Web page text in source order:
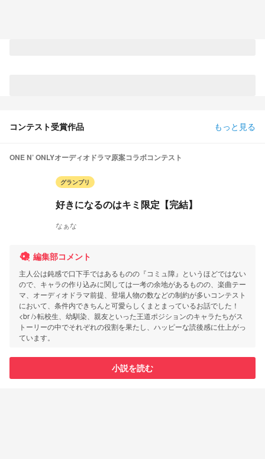
コンテスト受賞作品 もっと見る
ONE N’ ONLYオーディオドラマ原案コラボコンテスト
グランプリ
好きになるのはキミ限定【完結】
なぁな
編集部コメント
主人公は鈍感で口下手ではあるものの『コミュ障』というほどではない
ので、キャラの作り込みに関しては一考の余地があるものの、楽曲テー
マ、オーディオドラマ前提、登場人物の数などの制約が多いコンテスト
において、条件内できちんと可愛らしくまとまっているお話でした！
<br />転校生、幼馴染、親友といった王道ポジションのキャラたちがス
トーリーの中でそれぞれの役割を果たし、ハッピーな読後感に仕上がっ
ています。
小説を読む